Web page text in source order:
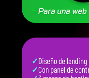
✳Para una
✓Diseño de
✓Con panel de